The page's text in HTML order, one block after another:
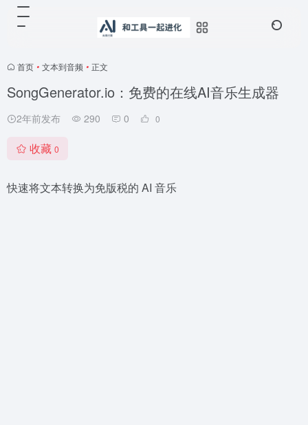
首页 • 文本到音频 • 正文
SongGenerator.io：免费的在线AI音乐生成器
2年前发布 290 0 0
收藏 0
快速将文本转换为免版税的 AI 音乐